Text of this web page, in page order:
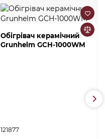
Обігрівач керамічний
Grunhelm GCH-1000WM
121877